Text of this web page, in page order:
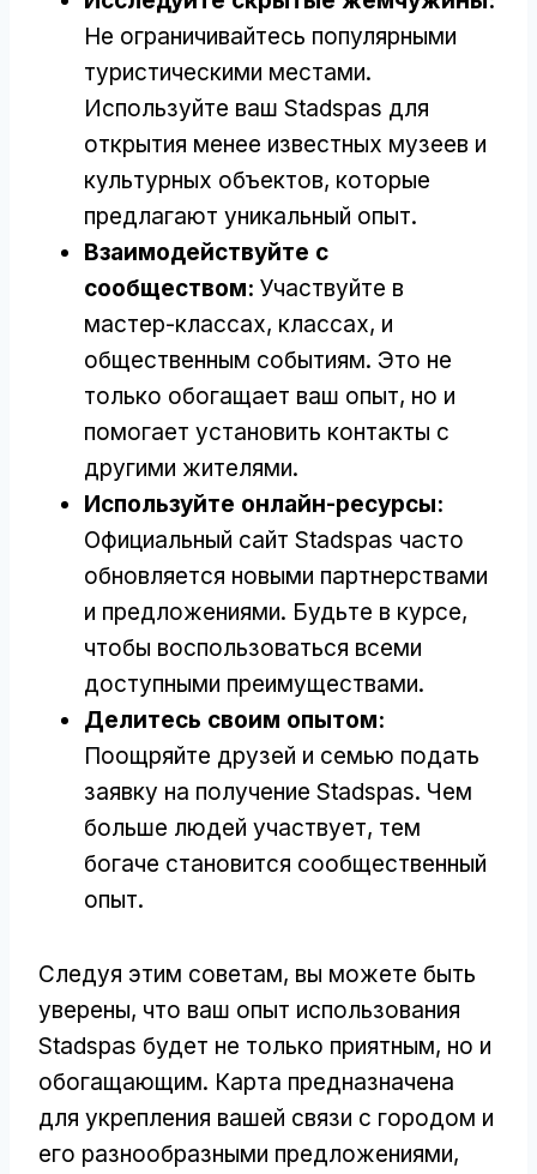
Не ограничивайтесь популярными
туристическими местами.
Используйте ваш Stadspas для
открытия менее известных музеев и
культурных объектов, которые
предлагают уникальный опыт.
Взаимодействуйте с
сообществом: Участвуйте в
мастер-классах, классах, и
общественным событиям. Это не
только обогащает ваш опыт, но и
помогает установить контакты с
другими жителями.
Используйте онлайн-ресурсы:
Официальный сайт Stadspas часто
обновляется новыми партнерствами
и предложениями. Будьте в курсе,
чтобы воспользоваться всеми
доступными преимуществами.
Делитесь своим опытом:
Поощряйте друзей и семью подать
заявку на получение Stadspas. Чем
больше людей участвует, тем
богаче становится сообщественный
опыт.
Следуя этим советам, вы можете быть
уверены, что ваш опыт использования
Stadspas будет не только приятным, но и
обогащающим. Карта предназначена
для укрепления вашей связи с городом и
его разнообразными предложениями,